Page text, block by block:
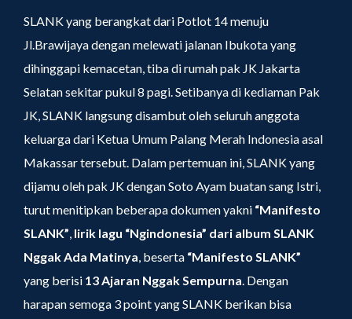
SLANK yang berangkat dari Potlot 14 menuju
Jl.Brawijaya dengan melewati jalanan Ibukota yang
dihinggapi kemacetan, tiba di rumah pak JK Jakarta
Selatan sekitar pukul 8 pagi. Setibanya di kediaman Pak
JK, SLANK langsung disambut oleh seluruh anggota
keluarga dari Ketua Umum Palang Merah Indonesia asal
Makassar tersebut. Dalam pertemuan ini, SLANK yang
dijamu oleh pak JK dengan Soto Ayam buatan sang Istri,
turut menitipkan beberapa dokumen yakni “Manifesto
SLANK”, lirik lagu “Ngindonesia” dari album SLANK
Nggak Ada Matinya, beserta “Manifesto SLANK”
yang berisi 13 Ajaran Nggak Sempurna. Dengan
harapan semoga 3 point yang SLANK berikan bisa